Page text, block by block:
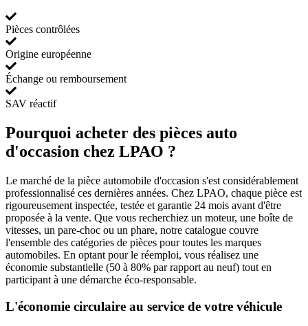
Pièces contrôlées
Origine européenne
Échange ou remboursement
SAV réactif
Pourquoi acheter des pièces auto
d'occasion chez LPAO ?
Le marché de la pièce automobile d'occasion s'est considérablement
professionnalisé ces dernières années. Chez LPAO, chaque pièce est
rigoureusement inspectée, testée et garantie 24 mois avant d'être
proposée à la vente. Que vous recherchiez un moteur, une boîte de
vitesses, un pare-choc ou un phare, notre catalogue couvre
l'ensemble des catégories de pièces pour toutes les marques
automobiles. En optant pour le réemploi, vous réalisez une
économie substantielle (50 à 80% par rapport au neuf) tout en
participant à une démarche éco-responsable.
L'économie circulaire au service de votre véhicule